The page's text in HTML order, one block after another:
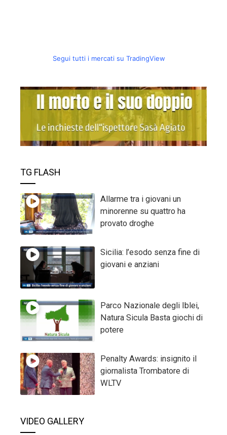
Segui tutti i mercati su TradingView
TG FLASH
Allarme tra i giovani un
minorenne su quattro ha
provato droghe
Sicilia: l’esodo senza fine di
giovani e anziani
Parco Nazionale degli Iblei,
Natura Sicula Basta giochi di
potere
Penalty Awards: insignito il
giornalista Trombatore di
WLTV
VIDEO GALLERY